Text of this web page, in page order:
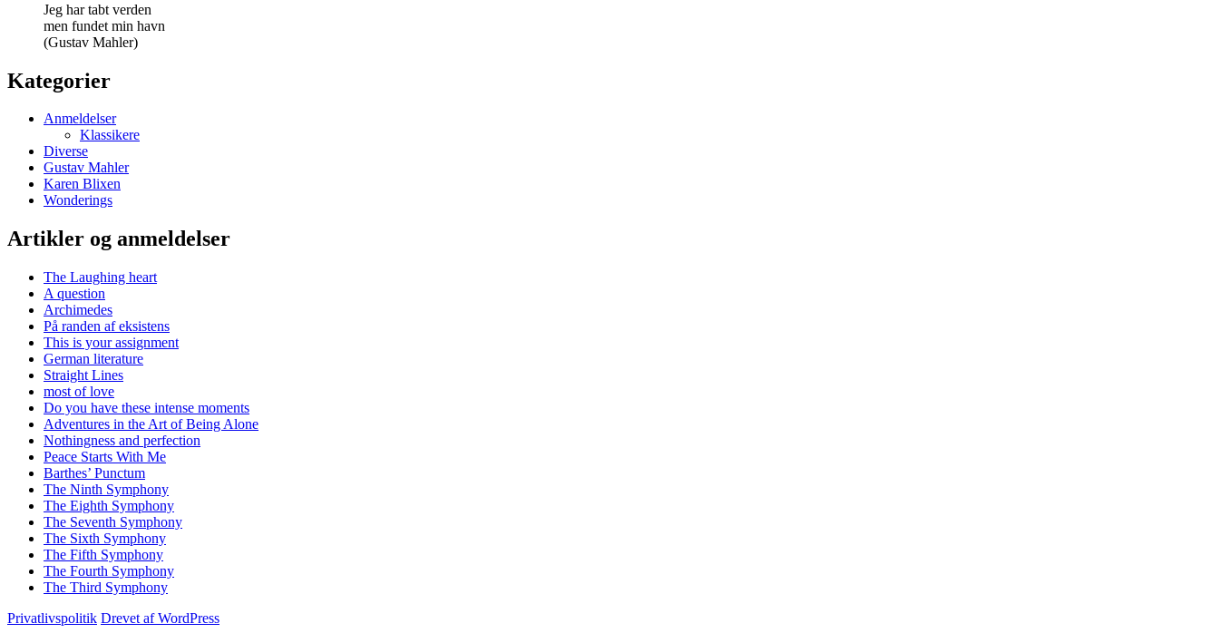
Jeg har tabt verden
men fundet min havn
(Gustav Mahler)
Kategorier
Anmeldelser
Klassikere
Diverse
Gustav Mahler
Karen Blixen
Wonderings
Artikler og anmeldelser
The Laughing heart
A question
Archimedes
På randen af eksistens
This is your assignment
German literature
Straight Lines
most of love
Do you have these intense moments
Adventures in the Art of Being Alone
Nothingness and perfection
Peace Starts With Me
Barthes’ Punctum
The Ninth Symphony
The Eighth Symphony
The Seventh Symphony
The Sixth Symphony
The Fifth Symphony
The Fourth Symphony
The Third Symphony
Privatlivspolitik Drevet af WordPress